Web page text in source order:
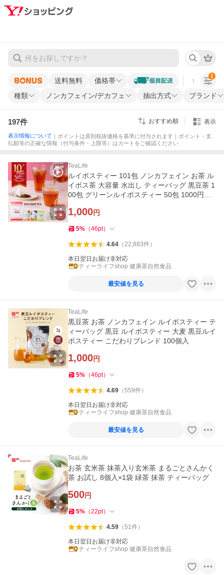
送料無料 価格帯 すべての条
種類 ノンカフェイン/デカフェ 抽出方式 ブランド
1
197件 おすすめ順 表示
表示情報について ｜ポイントは原則税抜価格を基準に付与されます｜ポイント・支
払額等の正確な情報（付与条件・上限等）はカートをご確認ください
TeaLife
ルイボスティー 101包 ノンカフェイン お茶 ル
イボス茶 大容量 水出し ティーバッグ 黒豆茶 1
00包 グリーンルイボスティー 50包 1000円ポ
1,000円
5% （46pt）
4.64（22,883件）
本日翌日お届け非対応
ティーライフshop 健康茶自然食品
最安値を見る
TeaLife
黒豆茶 お茶 ノンカフェイン ルイボスティー テ
ィーバッグ 黒豆 ルイボスティー 大麦 黒豆ルイ
ボスティー こだわりブレンド 100個入
1,000円
5% （46pt）
4.69（559件）
本日翌日お届け非対応
ティーライフshop 健康茶自然食品
最安値を見る
TeaLife
お茶 玄米茶 抹茶入り玄米茶 まるごとさんかく
茶 お試し 8個入×1袋 緑茶 抹茶 ティーバッグ
500円
5% （22pt）
4.59（51件）
本日翌日お届け非対応
ティーライフshop 健康茶自然食品